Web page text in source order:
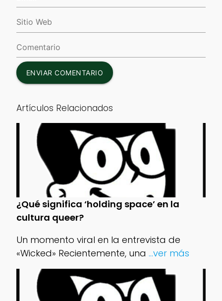
ENVIAR COMENTARIO
Artículos Relacionados
¿Qué significa ‘holding space’ en la
cultura queer?
Un momento viral en la entrevista de
«Wicked» Recientemente, una ...ver más